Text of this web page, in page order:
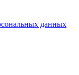
данных